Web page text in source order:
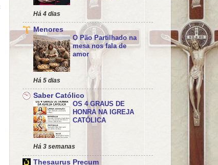
Há 4 dias
Menores
O Pão Partilhado na
mesa nos fala de
amor
Há 5 dias
Saber Católico
OS 4 GRAUS DE
HONRA NA IGREJA
CATÓLICA
Há 3 semanas
Thesaurus Precum